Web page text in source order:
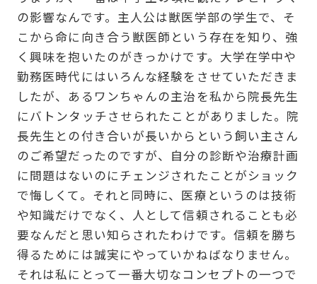
の影響なんです。主人公は獣医学部の学生で、そ
こから命に向き合う獣医師という存在を知り、強
く興味を抱いたのがきっかけです。大学在学中や
勤務医時代にはいろんな経験をさせていただきま
したが、あるワンちゃんの主治を私から院長先生
にバトンタッチさせられたことがありました。院
長先生との付き合いが長いからという飼い主さん
のご希望だったのですが、自分の診断や治療計画
に問題はないのにチェンジされたことがショック
で悔しくて。それと同時に、医療というのは技術
や知識だけでなく、人として信頼されることも必
要なんだと思い知らされたわけです。信頼を勝ち
得るためには誠実にやっていかねばなりません。
それは私にとって一番大切なコンセプトの一つで